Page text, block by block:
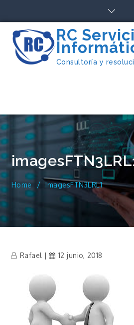
content
RC
Consultoría y
Home ImagesFTN3LRL1
Rafael 12 junio, 2018